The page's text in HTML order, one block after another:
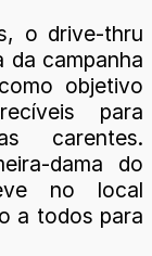
o drive-thru
campanha
objetivo
para
carentes.
dama do
no local
a todos para